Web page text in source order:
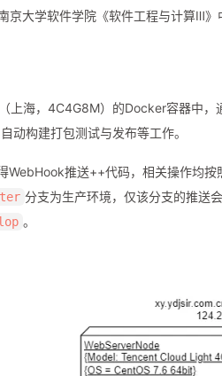
京大学软件学院《软件工程与计算Ⅲ》
上海，4C4G8M）的Docker容器中
动构建打包测试与发布等工作。
WebHook推送++代码，相关操作均
分支为生产环境，仅该分支的推送
。